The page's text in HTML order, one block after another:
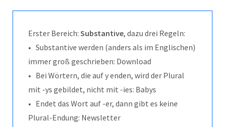
Erster Bereich: Substantive, dazu drei Regeln:
• Substantive werden (anders als im Englischen)
immer groß geschrieben: Download
• Bei Wörtern, die auf y enden, wird der Plural
mit -ys gebildet, nicht mit -ies: Babys
• Endet das Wort auf -er, dann gibt es keine
Plural-Endung: Newsletter